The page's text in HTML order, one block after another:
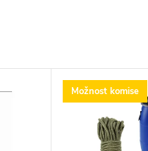
Možnost komise